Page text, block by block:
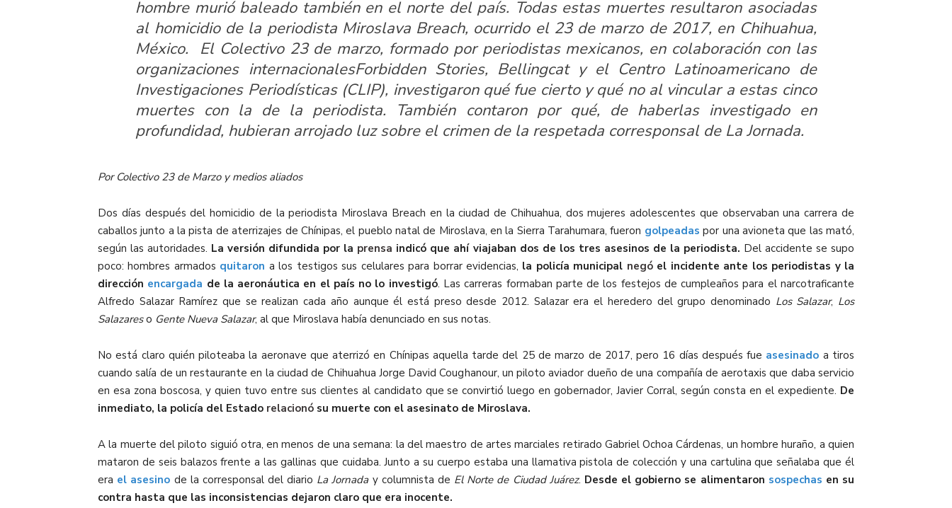
hombre murió baleado también en el norte del país. Todas estas muertes resultaron asociadas
al homicidio de la periodista Miroslava Breach, ocurrido el 23 de marzo de 2017, en Chihuahua,
México. El Colectivo 23 de marzo, formado por periodistas mexicanos, en colaboración con las
organizaciones internacionalesForbidden Stories, Bellingcat y el Centro Latinoamericano de
Investigaciones Periodísticas(CLIP), investigaron qué fue cierto y qué no al vincular a estas cinco
muertes con la de la periodista. También contaron por qué, de haberlas investigado en
profundidad, hubieran arrojado luz sobre el crimen de la respetada corresponsal de La Jornada.
Por Colectivo 23 de Marzo y medios aliados
Dos días después del homicidio de la periodista Miroslava Breach en la ciudad de Chihuahua, dos mujeres adolescentes que observaban una carrera de
caballos junto a la pista de aterrizajes de Chínipas, el pueblo natal de Miroslava, en la Sierra Tarahumara, fueron golpeadas por una avioneta que las mató,
según las autoridades. La versión difundida por la prensa indicó que ahí viajaban dos de los tres asesinos de la periodista. Del accidente se supo
poco: hombres armados quitaron a los testigos sus celulares para borrar evidencias, la policía municipal negóel incidente ante los periodistas y la
dirección encargada de la aeronáutica en el país no lo investigó. Las carreras formaban parte de los festejos de cumpleaños para el narcotraficante
Alfredo Salazar Ramírez que se realizan cada año aunque él está preso desde 2012. Salazar era el heredero del grupo denominado Los Salazar, Los
Salazareso Gente Nueva Salazar, al que Miroslava había denunciado en sus notas.
No está claro quién piloteaba la aeronave que aterrizó en Chínipas aquella tarde del 25 de marzo de 2017, pero 16 días después fue asesinado a tiros
cuando salía de un restaurante en la ciudad de Chihuahua Jorge David Coughanour, un piloto aviador dueño de una compañía de aerotaxis que daba servicio
en esa zona boscosa, y quien tuvo entre sus clientes al candidato que se convirtió luego en gobernador, Javier Corral, según consta en el expediente. De
inmediato, la policía del Estado relacionó su muerte con el asesinato de Miroslava.
A la muerte del piloto siguió otra, en menos de una semana: la del maestro de artes marciales retirado Gabriel Ochoa Cárdenas, un hombre huraño, a quien
mataron de seis balazos frente a las gallinas que cuidaba. Junto a su cuerpo estaba una llamativa pistola de colección y una cartulina que señalaba que él
era el asesino de la corresponsal del diario La Jornada y columnista de El Norte de Ciudad Juárez. Desde el gobierno se alimentaron sospechas en su
contra hasta que las inconsistencias dejaron claro que era inocente.